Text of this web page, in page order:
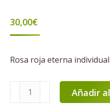
30,00€
Rosa roja eterna
eterna
Añadir